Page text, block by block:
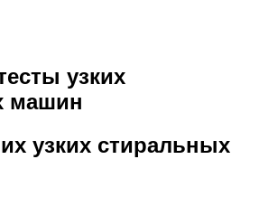
узких
машин
узких стиральных